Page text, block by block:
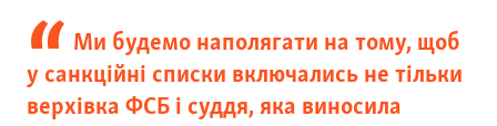
Ми будемо наполягати на тому, щоб
у санкційні списки включались не тільки
верхівка ФСБ і суддя, яка виносила